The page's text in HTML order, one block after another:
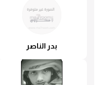
بدر الناصر